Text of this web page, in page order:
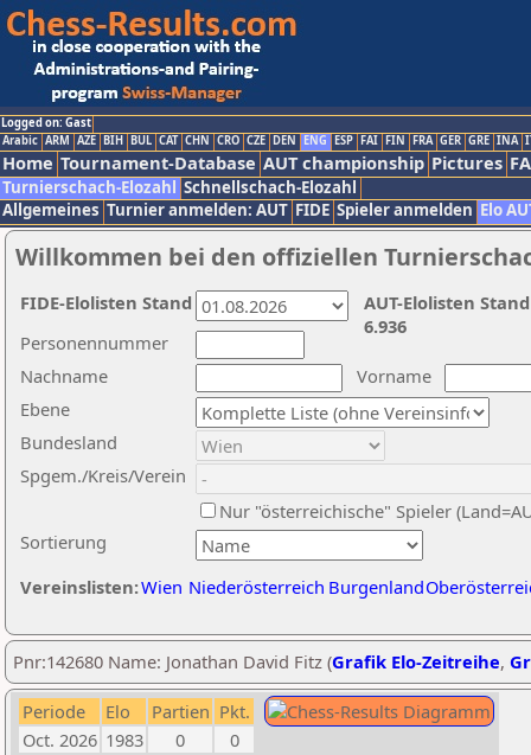
Logged on: Gast
Arabic ARM AZE BIH BUL CAT CHN CRO CZE DEN ENG ESP FAI FIN FRA GER GRE INA
Home Tournament-Database AUT championship Pictures
Turnierschach-Elozahl Schnellschach-Elozahl
Allgemeines Turnier anmelden: AUT FIDE Spieler anmelden Elo
Willkommen bei den offiziellen
Nachname
Vorname
Ebene
Sortierung
Personennummer
Bundesland
Spgem./Kreis/Verein
Nur "österreichische" Spieler
Vereinslisten:Wien Niederösterreich Burgenland
AUT-Elolisten
6.936
FIDE-Elolisten Stand
Pnr:142680 Name: Jonathan David Fitz (Grafik Elo-Zeitreihe,
Periode Elo Partien Pkt.
Oct. 2026 1983 0
0